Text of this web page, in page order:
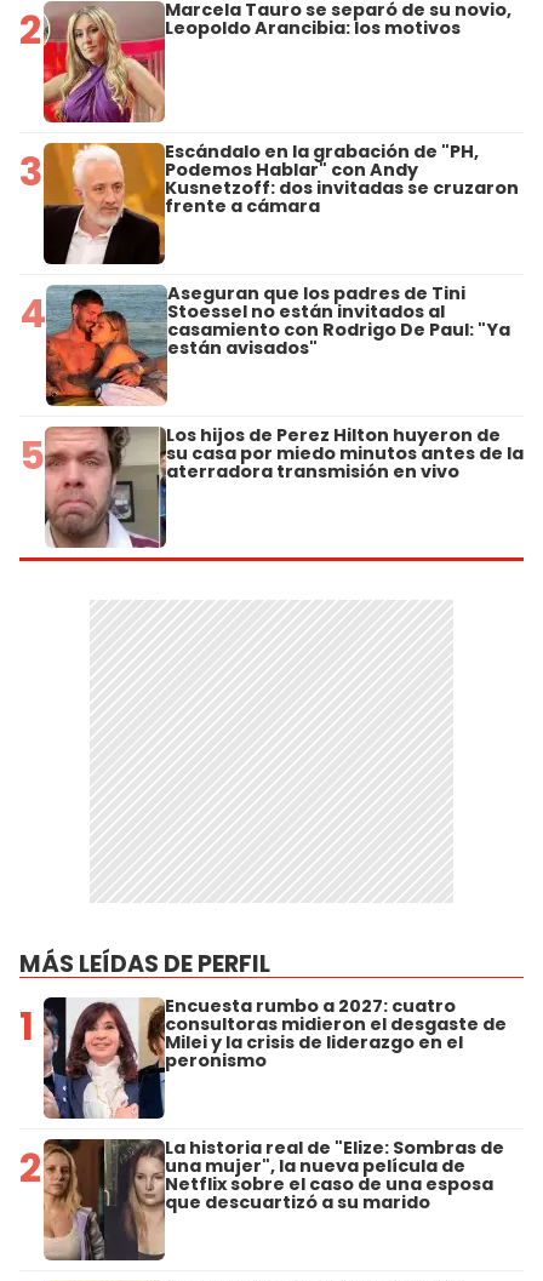
2 Marcela Tauro se separó de su novio,
Leopoldo Arancibia: los motivos
3 Escándalo en la grabación de "PH,
Podemos Hablar" con Andy
Kusnetzoff: dos invitadas se cruzaron
frente a cámara
4 Aseguran que los padres de Tini
Stoessel no están invitados al
casamiento con Rodrigo De Paul: "Ya
están avisados"
5 Los hijos de Perez Hilton huyeron de
su casa por miedo minutos antes de la
aterradora transmisión en vivo
MÁS LEÍDAS DE PERFIL
1 Encuesta rumbo a 2027: cuatro
consultoras midieron el desgaste de
Milei y la crisis de liderazgo en el
peronismo
2 La historia real de "Elize: Sombras de
una mujer", la nueva película de
Netflix sobre el caso de una esposa
que descuartizó a su marido